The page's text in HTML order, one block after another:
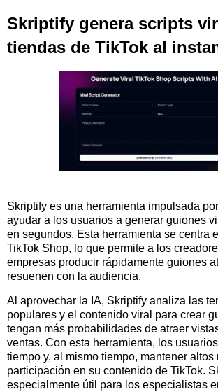
Skriptify genera scripts
tiendas de TikTok al
Skriptify es una herramienta impulsada
ayudar a los usuarios a generar guiones
en segundos. Esta herramienta se centra
TikTok Shop, lo que permite a los
empresas producir rápidamente guiones
resuenen con la audiencia.
Al aprovechar la IA, Skriptify analiza las
populares y el contenido viral para crear
tengan más probabilidades de atraer
ventas. Con esta herramienta, los
tiempo y, al mismo tiempo, mantener altos
participación en su contenido de TikTok.
especialmente útil para los especialistas